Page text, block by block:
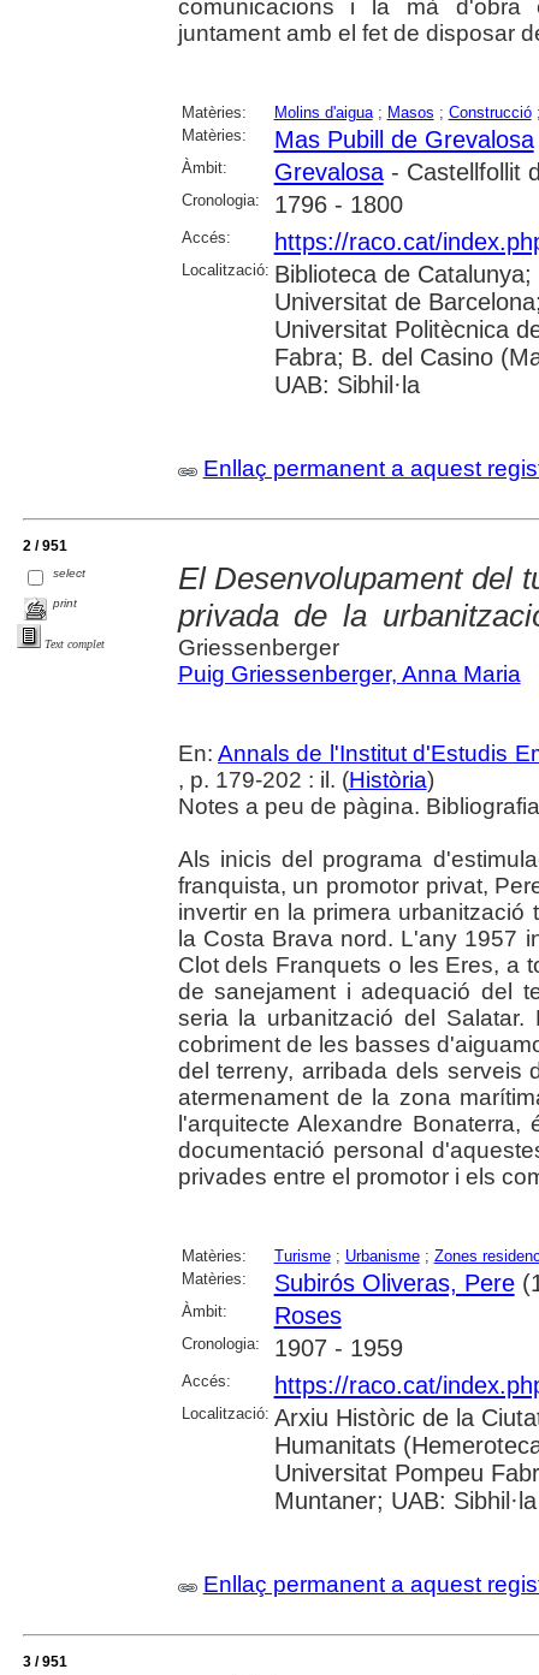
comunicacions i la mà d'obra
juntament amb el fet de disposar
Matèries: Molins d'aigua; Masos ; Construcció
Matèries:
Mas Pubill de Grevalosa
Àmbit: Grevalosa- Castellfollit
Cronologia: 1796 - 1800
Accés: https://raco.cat/
Localització: Biblioteca de
Universitat de
Universitat Politècnica
Fabra; B. del Casino
UAB: Sibhil·la
Enllaç permanent a aquest
2 / 951
select
print
Text complet
El Desenvolupament del
privada de la
Griessenberger
Puig Griessenberger, Anna Maria
En:Annals de l'Institut d'Estudis
, p. 179-202 : il. (Història)
Notes a peu de pàgina.
Als inicis del programa
franquista, un promotor privat,
invertir en la primera
la Costa Brava nord. L'any 1957
Clot dels Franquets o les Eres, a
de sanejament i adequació del
seria la urbanització del
cobriment de les basses
del terreny, arribada dels serveis
atermenament de la zona
l'arquitecte Alexandre
documentació personal
privades entre el promotor i els
Matèries: Turisme; Urbanisme; Zones
Matèries:
Subirós Oliveras, Pere
Àmbit: Roses
Cronologia: 1907 - 1959
Accés: https://raco.cat/
Localització: Arxiu Històric de la
Humanitats
Universitat Pompeu
Muntaner; UAB: Sibhil·la
Enllaç permanent a aquest
3 / 951